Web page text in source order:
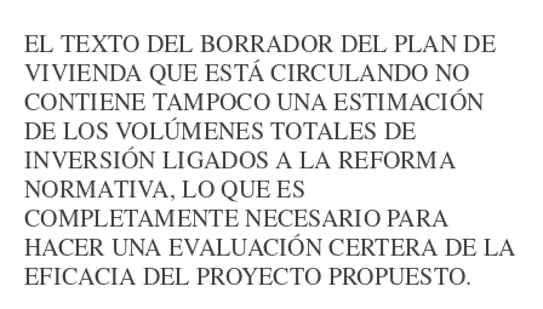
EL TEXTO DEL BORRADOR DEL PLAN DE
VIVIENDA QUE ESTÁ CIRCULANDO NO
CONTIENE TAMPOCO UNA ESTIMACIÓN
DE LOS VOLÚMENES TOTALES DE
INVERSIÓN LIGADOS A LA REFORMA
NORMATIVA, LO QUE ES
COMPLETAMENTE NECESARIO PARA
HACER UNA EVALUACIÓN CERTERA DE LA
EFICACIA DEL PROYECTO PROPUESTO.